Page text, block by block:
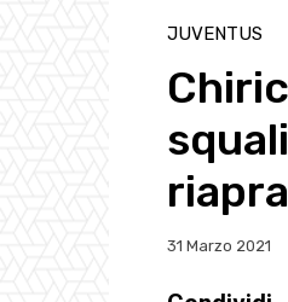
JUVENTUS
31 Marzo 2021